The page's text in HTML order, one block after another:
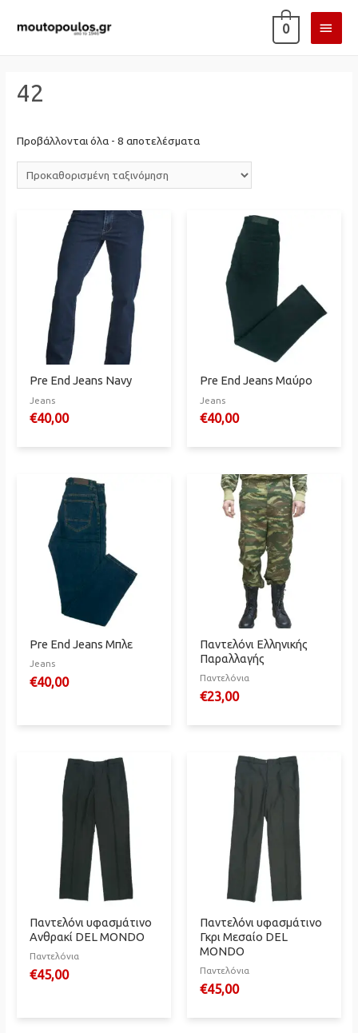
0
42
Προβάλλονται όλα - 8 αποτελέσματα
Pre End Jeans Navy
Jeans
€40,00
Pre End Jeans Μαύρο
Jeans
€40,00
Pre End Jeans Μπλε
Jeans
€40,00
Παντελόνι Ελληνικής
Παραλλαγής
Παντελόνια
€23,00
Παντελόνι υφασμάτινο
Ανθρακί DEL MONDO
Παντελόνια
€45,00
Παντελόνι υφασμάτινο
Γκρι Μεσαίο DEL
MONDO
Παντελόνια
€45,00